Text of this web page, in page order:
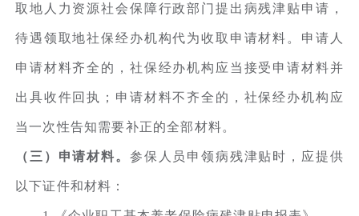
取地人力资源社会保障行政部门提出病残津贴申请，
待遇领取地社保经办机构代为收取申请材料。申请人
申请材料齐全的，社保经办机构应当接受申请材料并
出具收件回执；申请材料不齐全的，社保经办机构应
当一次性告知需要补正的全部材料。
（三）申请材料。 参保人员申领病残津贴时，应提供
以下证件和材料：